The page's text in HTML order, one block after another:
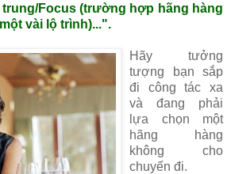
trung/Focus (trường hợp hãng hàng
vài lộ trình)...".
Hãy tưởng
tượng bạn sắp
đi công tác xa
và đang phải
lựa chọn một
hãng hàng
không cho
chuyến đi.